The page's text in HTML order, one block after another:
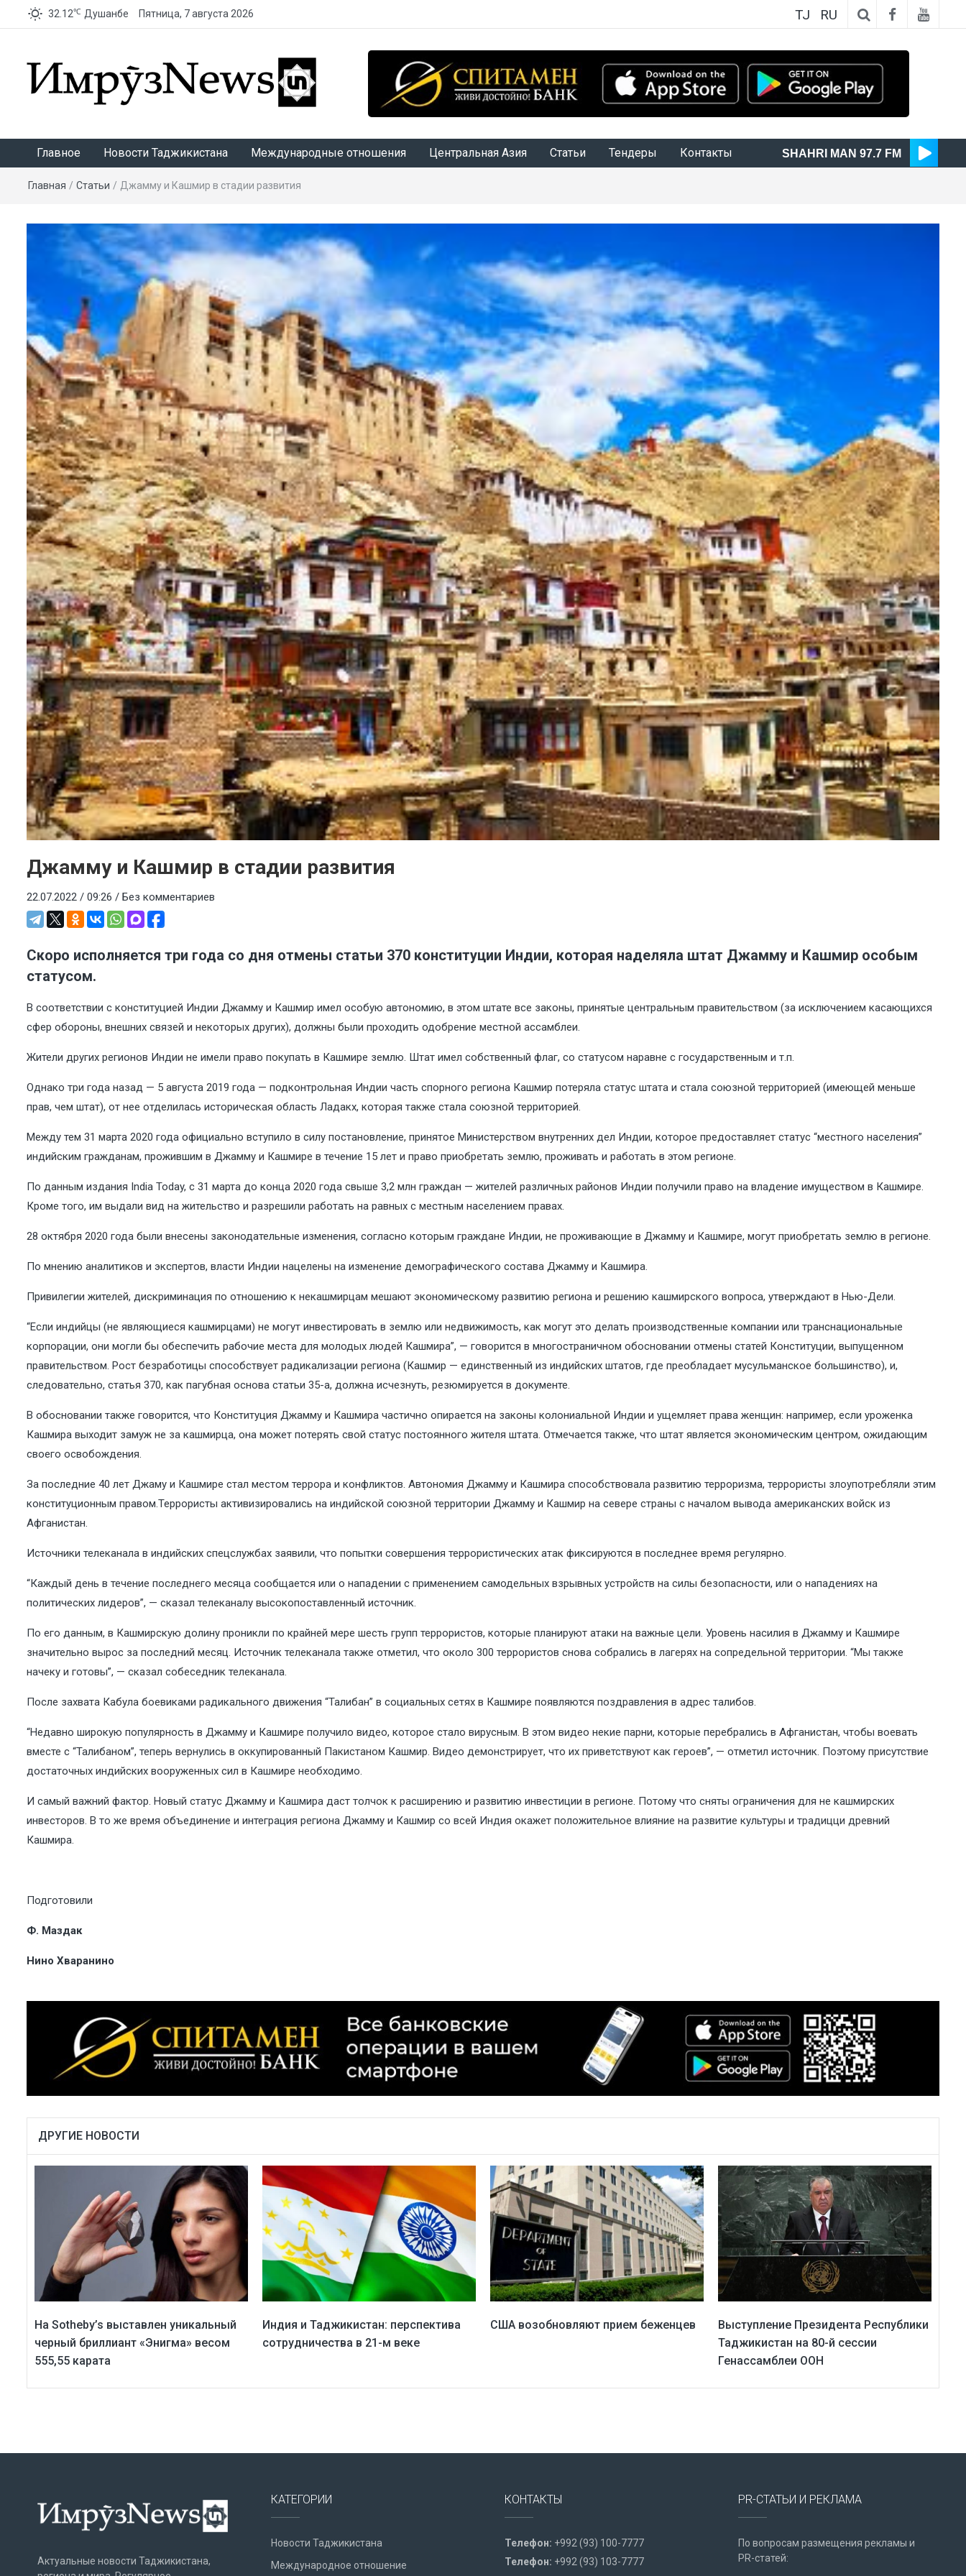
32.12℃ Душанбе Пятница, 7 августа 2026 TJ RU
Главное Новости Таджикистана Международные отношения Центральная Азия Статьи Тендеры Контакты SHAHRI MAN 97.7 FM
Главная / Статьи / Джамму и Кашмир в стадии развития
Джамму и Кашмир в стадии развития
22.07.2022 / 09:26 / Без комментариев
Скоро исполняется три года со дня отмены статьи 370 конституции Индии, которая наделяла штат Джамму и Кашмир особым
статусом.
В соответствии с конституцией Индии Джамму и Кашмир имел особую автономию, в этом штате все законы, принятые центральным правительством (за исключением касающихся
сфер обороны, внешних связей и некоторых других), должны были проходить одобрение местной ассамблеи.
Жители других регионов Индии не имели право покупать в Кашмире землю. Штат имел собственный флаг, со статусом наравне с государственным и т.п.
Однако три года назад — 5 августа 2019 года — подконтрольная Индии часть спорного региона Кашмир потеряла статус штата и стала союзной территорией (имеющей меньше
прав, чем штат), от нее отделилась историческая область Ладакх, которая также стала союзной территорией.
Между тем 31 марта 2020 года официально вступило в силу постановление, принятое Министерством внутренних дел Индии, которое предоставляет статус “местного населения”
индийским гражданам, прожившим в Джамму и Кашмире в течение 15 лет и право приобретать землю, проживать и работать в этом регионе.
По данным издания India Today, с 31 марта до конца 2020 года свыше 3,2 млн граждан — жителей различных районов Индии получили право на владение имуществом в Кашмире.
Кроме того, им выдали вид на жительство и разрешили работать на равных с местным населением правах.
28 октября 2020 года были внесены законодательные изменения, согласно которым граждане Индии, не проживающие в Джамму и Кашмире, могут приобретать землю в регионе.
По мнению аналитиков и экспертов, власти Индии нацелены на изменение демографического состава Джамму и Кашмира.
Привилегии жителей, дискриминация по отношению к некашмирцам мешают экономическому развитию региона и решению кашмирского вопроса, утверждают в Нью-Дели.
“Если индийцы (не являющиеся кашмирцами) не могут инвестировать в землю или недвижимость, как могут это делать производственные компании или транснациональные
корпорации, они могли бы обеспечить рабочие места для молодых людей Кашмира”, — говорится в многостраничном обосновании отмены статей Конституции, выпущенном
правительством. Рост безработицы способствует радикализации региона (Кашмир — единственный из индийских штатов, где преобладает мусульманское большинство), и,
следовательно, статья 370, как пагубная основа статьи 35-а, должна исчезнуть, резюмируется в документе.
В обосновании также говорится, что Конституция Джамму и Кашмира частично опирается на законы колониальной Индии и ущемляет права женщин: например, если уроженка
Кашмира выходит замуж не за кашмирца, она может потерять свой статус постоянного жителя штата. Отмечается также, что штат является экономическим центром, ожидающим
своего освобождения.
За последние 40 лет Джаму и Кашмире стал местом террора и конфликтов. Автономия Джамму и Кашмира способствовала развитию терроризма, террористы злоупотребляли этим
конституционным правом.Террористы активизировались на индийской союзной территории Джамму и Кашмир на севере страны с началом вывода американских войск из
Афганистан.
Источники телеканала в индийских спецслужбах заявили, что попытки совершения террористических атак фиксируются в последнее время регулярно.
“Каждый день в течение последнего месяца сообщается или о нападении с применением самодельных взрывных устройств на силы безопасности, или о нападениях на
политических лидеров”, — сказал телеканалу высокопоставленный источник.
По его данным, в Кашмирскую долину проникли по крайней мере шесть групп террористов, которые планируют атаки на важные цели. Уровень насилия в Джамму и Кашмире
значительно вырос за последний месяц. Источник телеканала также отметил, что около 300 террористов снова собрались в лагерях на сопредельной территории. “Мы также
начеку и готовы”, — сказал собеседник телеканала.
После захвата Кабула боевиками радикального движения “Талибан” в социальных сетях в Кашмире появляются поздравления в адрес талибов.
“Недавно широкую популярность в Джамму и Кашмире получило видео, которое стало вирусным. В этом видео некие парни, которые перебрались в Афганистан, чтобы воевать
вместе с “Талибаном”, теперь вернулись в оккупированный Пакистаном Кашмир. Видео демонстрирует, что их приветствуют как героев”, — отметил источник. Поэтому присутствие
достаточных индийских вооруженных сил в Кашмире необходимо.
И самый важний фактор. Новый статус Джамму и Кашмира даст толчок к расширению и развитию инвестиции в регионе. Потому что сняты ограничения для не кашмирских
инвесторов. В то же время объединение и интеграция региона Джамму и Кашмир со всей Индия окажет положительное влияние на развитие культуры и традицци древний
Кашмира.
Подготовили
Ф. Маздак
Нино Хваранино
ДРУГИЕ НОВОСТИ
На Sotheby’s выставлен уникальный
черный бриллиант «Энигма» весом
555,55 карата
Индия и Таджикистан: перспектива
сотрудничества в 21-м веке
США возобновляют прием беженцев
Выступление Президента Республики
Таджикистан на 80-й сессии
Генассамблеи ООН
Актуальные новости Таджикистана,
КАТЕГОРИИ
Новости Таджикистана
Международное отношение
КОНТАКТЫ
Телефон: +992 (93) 100-7777
Телефон: +992 (93) 103-7777
PR-СТАТЬИ И РЕКЛАМА
По вопросам размещения рекламы и
PR-статей: